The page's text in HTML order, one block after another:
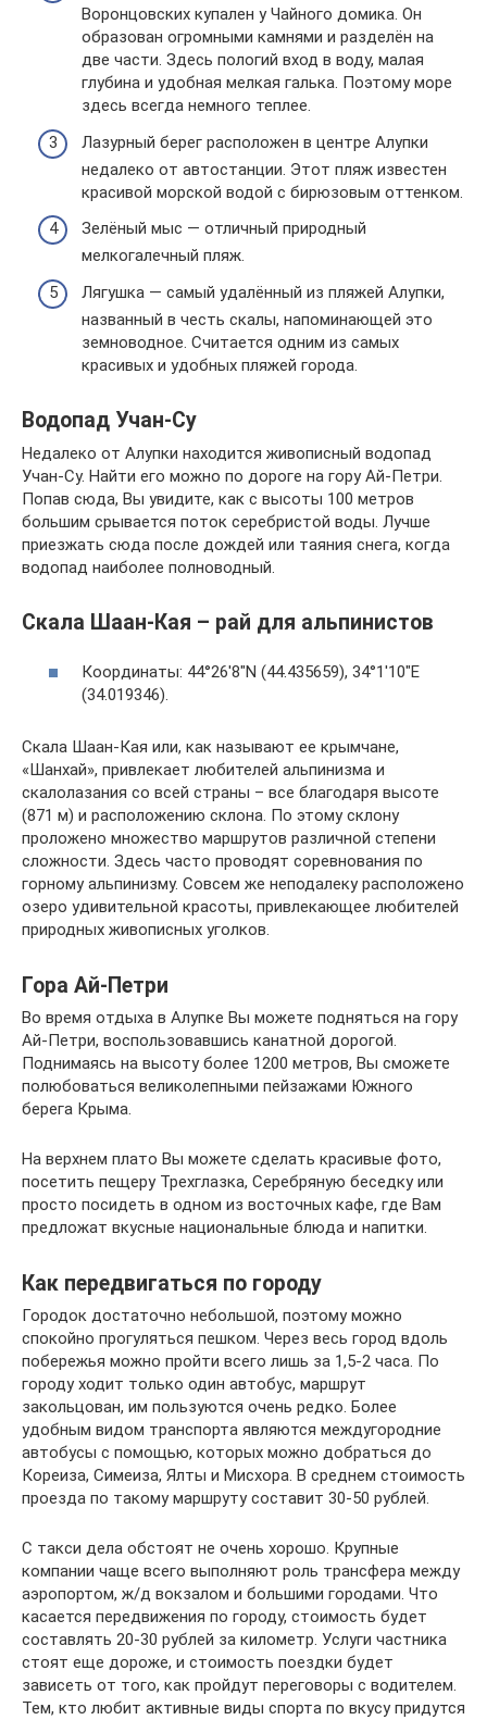
Воронцовских купален у Чайного домика. Он
образован огромными камнями и разделён на
две части. Здесь пологий вход в воду, малая
глубина и удобная мелкая галька. Поэтому море
здесь всегда немного теплее.
Лазурный берег расположен в центре Алупки
недалеко от автостанции. Этот пляж известен
красивой морской водой с бирюзовым оттенком.
Зелёный мыс — отличный природный
мелкогалечный пляж.
Лягушка — самый удалённый из пляжей Алупки,
названный в честь скалы, напоминающей это
земноводное. Считается одним из самых
красивых и удобных пляжей города.
Водопад Учан-Су
Недалеко от Алупки находится живописный водопад
Учан-Су. Найти его можно по дороге на гору Ай-Петри.
Попав сюда, Вы увидите, как с высоты 100 метров
большим срывается поток серебристой воды. Лучше
приезжать сюда после дождей или таяния снега, когда
водопад наиболее полноводный.
Скала Шаан-Кая – рай для альпинистов
Координаты: 44°26′8″N (44.435659), 34°1′10″E
(34.019346).
Скала Шаан-Кая или, как называют ее крымчане,
«Шанхай», привлекает любителей альпинизма и
скалолазания со всей страны – все благодаря высоте
(871 м) и расположению склона. По этому склону
проложено множество маршрутов различной степени
сложности. Здесь часто проводят соревнования по
горному альпинизму. Совсем же неподалеку расположено
озеро удивительной красоты, привлекающее любителей
природных живописных уголков.
Гора Ай-Петри
Во время отдыха в Алупке Вы можете подняться на гору
Ай-Петри, воспользовавшись канатной дорогой.
Поднимаясь на высоту более 1200 метров, Вы сможете
полюбоваться великолепными пейзажами Южного
берега Крыма.
На верхнем плато Вы можете сделать красивые фото,
посетить пещеру Трехглазка, Серебряную беседку или
просто посидеть в одном из восточных кафе, где Вам
предложат вкусные национальные блюда и напитки.
Как передвигаться по городу
Городок достаточно небольшой, поэтому можно
спокойно прогуляться пешком. Через весь город вдоль
побережья можно пройти всего лишь за 1,5-2 часа. По
городу ходит только один автобус, маршрут
закольцован, им пользуются очень редко. Более
удобным видом транспорта являются междугородние
автобусы с помощью, которых можно добраться до
Кореиза, Симеиза, Ялты и Мисхора. В среднем стоимость
проезда по такому маршруту составит 30-50 рублей.
С такси дела обстоят не очень хорошо. Крупные
компании чаще всего выполняют роль трансфера между
аэропортом, ж/д вокзалом и большими городами. Что
касается передвижения по городу, стоимость будет
составлять 20-30 рублей за километр. Услуги частника
стоят еще дороже, и стоимость поездки будет
зависеть от того, как пройдут переговоры с водителем.
Тем, кто любит активные виды спорта по вкусу придутся